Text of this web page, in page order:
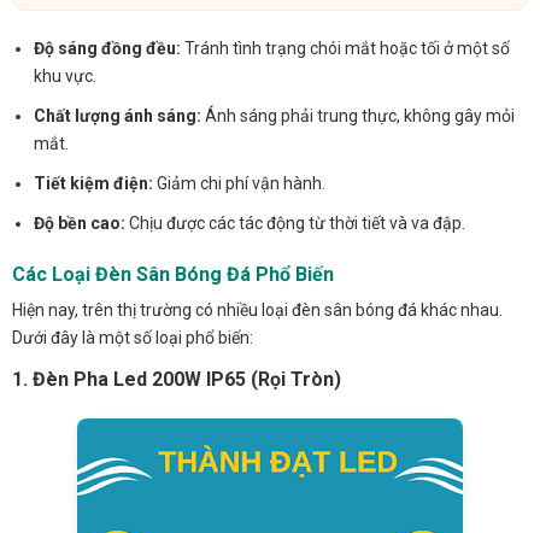
Độ sáng đồng đều: Tránh tình trạng chói mắt hoặc tối ở một số
khu vực.
Chất lượng ánh sáng: Ánh sáng phải trung thực, không gây mỏi
mắt.
Tiết kiệm điện: Giảm chi phí vận hành.
Độ bền cao: Chịu được các tác động từ thời tiết và va đập.
Các Loại Đèn Sân Bóng Đá Phổ Biến
Hiện nay, trên thị trường có nhiều loại đèn sân bóng đá khác nhau.
Dưới đây là một số loại phổ biến:
1. Đèn Pha Led 200W IP65 (Rọi Tròn)